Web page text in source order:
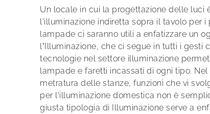
Un locale in cui la progettazione delle luci
l'illuminazione indiretta sopra il tavolo per
lampade ci saranno utili a enfatizzare un
l’Illuminazione, che ci segue in tutti i
tecnologie nel settore illuminazione
lampade e faretti incassati di ogni tipo.
metratura delle stanze, funzioni che vi
per l'illuminazione domestica non è
giusta tipologia di Illuminazione serve a